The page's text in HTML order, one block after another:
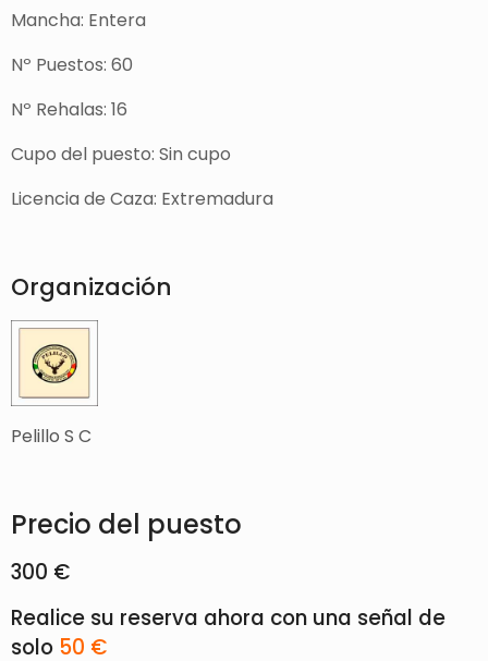
Mancha: Entera
Nº Puestos: 60
Nº Rehalas: 16
Cupo del puesto: Sin cupo
Licencia de Caza: Extremadura
Organización
Pelillo S C
Precio del puesto
300 €
Realice su reserva ahora con una señal de
solo 50 €